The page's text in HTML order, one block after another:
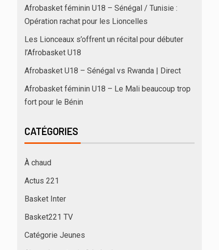
Afrobasket féminin U18 – Sénégal / Tunisie :
Opération rachat pour les Lioncelles
Les Lionceaux s’offrent un récital pour débuter
l’Afrobasket U18
Afrobasket U18 – Sénégal vs Rwanda | Direct
Afrobasket féminin U18 – Le Mali beaucoup trop
fort pour le Bénin
CATÉGORIES
À chaud
Actus 221
Basket Inter
Basket221 TV
Catégorie Jeunes